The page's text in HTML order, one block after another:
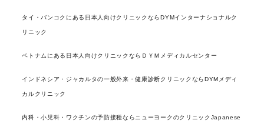
タイ・バンコクにある日本人向けクリニックならDYMインターナショナルク
リニック
ベトナムにある日本人向けクリニックならＤＹＭメディカルセンター
インドネシア・ジャカルタの一般外来・健康診断クリニックならDYMメディ
カルクリニック
内科・小児科・ワクチンの予防接種ならニューヨークのクリニックJapanese